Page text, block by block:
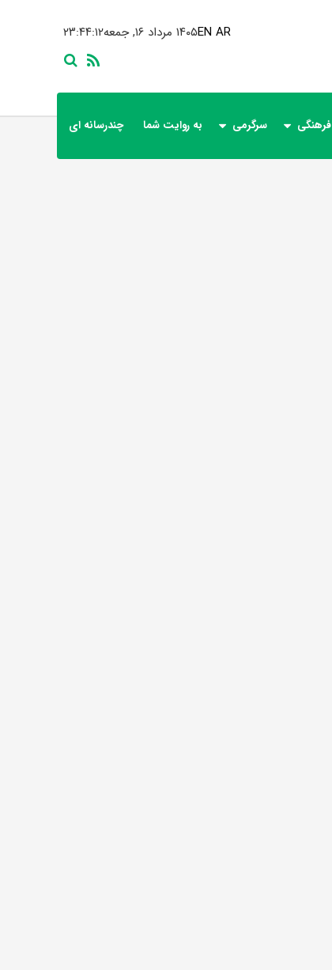
۲۳:۴۴:۱۲ ۱۴۰۵ مرداد ۱۶, جمعهEN AR
فرهنگی سرگرمی به روایت شما چندرسانه ای